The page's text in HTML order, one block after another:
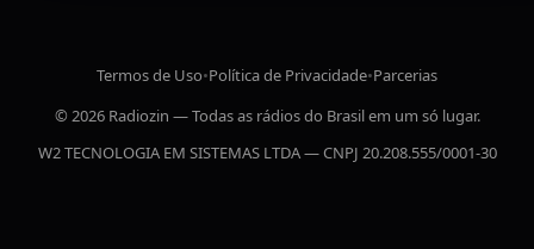
Termos de Uso•Política de Privacidade•Parcerias
© 2026 Radiozin — Todas as rádios do Brasil em um só lugar.
W2 TECNOLOGIA EM SISTEMAS LTDA — CNPJ 20.208.555/0001-30